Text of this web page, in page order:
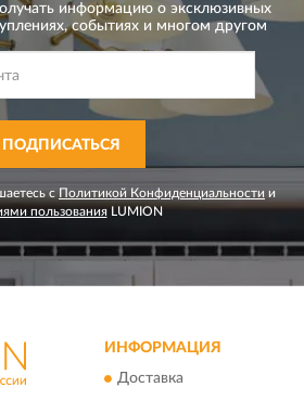
информацию о эксклюзивных
событиях и многом другом
ПОДПИСАТЬСЯ
сПолитикой Конфиденциальности и
пользованияLUMION
ИНФОРМАЦИЯ
Доставка